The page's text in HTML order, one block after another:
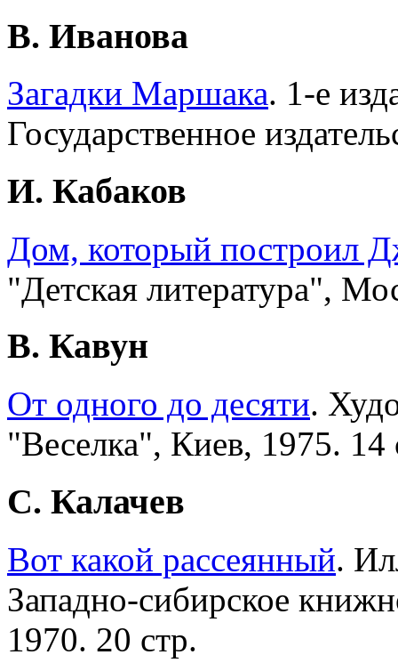
В. Иванова
Загадки Маршака. 1-е
Государственное
И. Кабаков
Дом, который построил
"Детская литература",
В. Кавун
От одного до десяти.
"Веселка", Киев, 1975. 14
С. Калачев
Вот какой рассеянный.
Западно-сибирское
1970. 20 стр.